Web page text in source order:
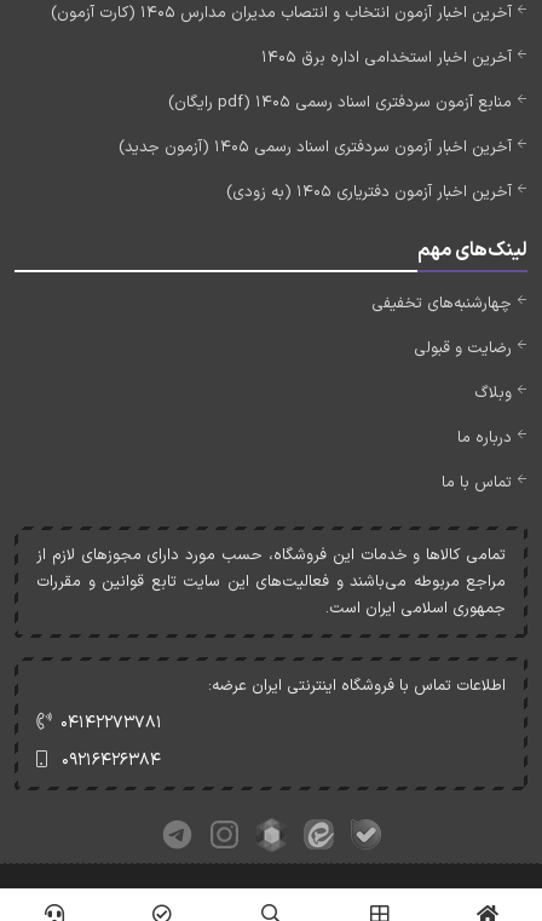
آخرین اخبار آزمون انتخاب و انتصاب مدیران مدارس 1405 (کارت آزمون)
آخرین اخبار استخدامی اداره برق 1405
منابع آزمون سردفتری اسناد رسمی 1405 (pdf رایگان)
آخرین اخبار آزمون سردفتری اسناد رسمی 1405 (آزمون جدید)
آخرین اخبار آزمون دفتریاری 1405 (به زودی)
لینک‌های مهم
چهارشنبه‌های تخفیفی
رضایت و قبولی
وبلاگ
درباره ما
تماس با ما
تمامی کالاها و خدمات اين فروشگاه، حسب مورد دارای مجوزهای لازم از
مراجع مربوطه می‌باشند و فعاليت‌های اين سايت تابع قوانين و مقررات
جمهوری اسلامی ايران است.
اطلاعات تماس با فروشگاه اینترنتی ایران عرضه:
۰۴۱۴۲۲۷۳۷۸۱
۰۹۲۱۶۴۲۶۳۸۴
کلیه حقوق این وبسایت متعلق به ایران عرضه می‌باشد.